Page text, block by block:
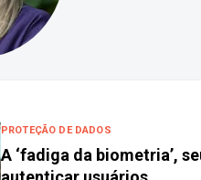
PROTEÇÃO DE DADOS
A ‘fadiga da biometria’,